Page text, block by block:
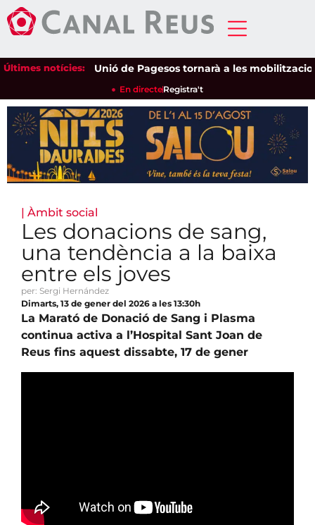
Últimes notícies:Unió de Pagesos tornarà a les mobilitzacions
En directeRegistra't
| Àmbit social
Les donacions de sang,
una tendència a la baixa
entre els joves
per: Sergi Hernández
Dimarts, 13 de gener del 2026 a les 13:30h
La Marató de Donació de Sang i Plasma
continua activa a l’Hospital Sant Joan de
Reus fins aquest dissabte, 17 de gener